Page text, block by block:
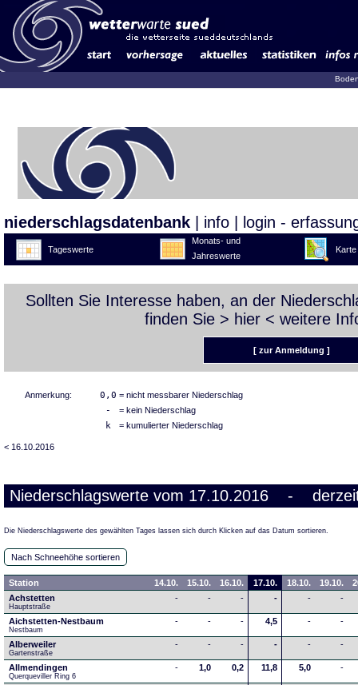
niederschlagsdatenbank info login -
Tageswerte
Monats- und
Jahreswerte
Karte
Sollten Sie Interesse haben, an der
finden Sie > hier < weitere
[ zur Anmeldung ]
Anmerkung: 0,0 = nicht messbarer Niederschlag
- = kein Niederschlag
k = kumulierter Niederschlag
< 16.10.2016
Niederschlagswerte vom 17.10.2016 -
Die Niederschlagswerte des gewählten Tages lassen sich durch Klicken auf das Datum sortieren.
Nach Schneehöhe sortieren
Station 14.10. 15.10. 16.10. 17.10. 18.10. 19.10.
Achstetten
Hauptstraße
- - - - - -
Aichstetten-Nestbaum
Nestbaum
- - - 4,5 - -
Alberweiler
Gartenstraße
- - - - - -
Allmendingen
Querqueviller Ring 6
- 1,0 0,2 11,8 5,0 -